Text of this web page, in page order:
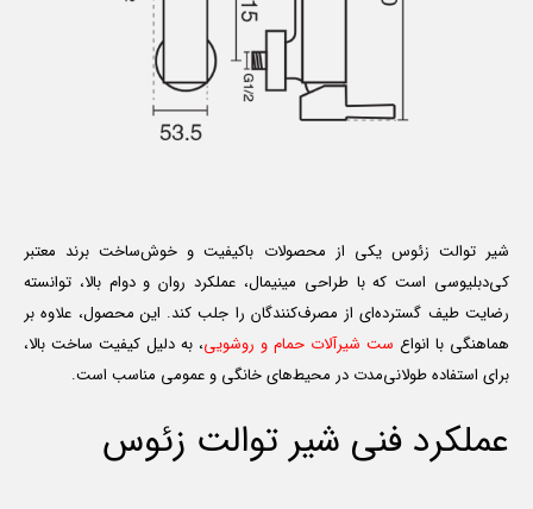
شیر توالت زئوس یکی از محصولات باکیفیت و خوش‌ساخت برند معتبر
کی‌دبلیوسی است که با طراحی مینیمال، عملکرد روان و دوام بالا، توانسته
رضایت طیف گسترده‌ای از مصرف‌کنندگان را جلب کند. این محصول، علاوه بر
هماهنگی با انواع ست شیرآلات حمام و روشویی، به دلیل کیفیت ساخت بالا،
برای استفاده طولانی‌مدت در محیط‌های خانگی و عمومی مناسب است.
عملکرد فنی شیر توالت زئوس